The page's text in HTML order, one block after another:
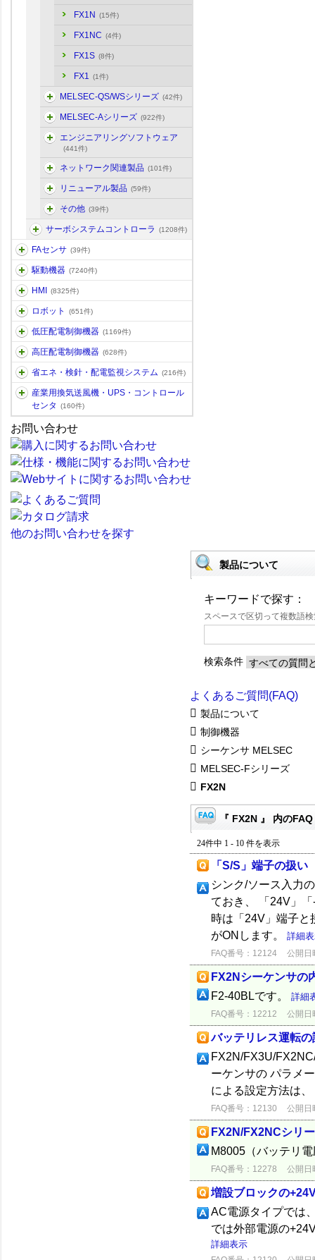
FX1N (15件)
FX1NC (4件)
FX1S (8件)
FX1 (1件)
MELSEC-QS/WSシリーズ (42件)
MELSEC-Aシリーズ (922件)
エンジニアリングソフトウェア
(441件)
ネットワーク関連製品 (101件)
リニューアル製品 (59件)
その他 (39件)
サーボシステムコントローラ (1208件)
FAセンサ (39件)
駆動機器 (7240件)
HMI (8325件)
ロボット (651件)
低圧配電制御機器 (1169件)
高圧配電制御機器 (628件)
省エネ・検針・配電監視システム (216件)
産業用換気送風機・UPS・コントロール
センタ
(160件)
お問い合わせ
他のお問い合わせを探す
製品について
キーワードで探す：
スペースで区切って複数語
検索条件
よくあるご質問(FAQ)
製品について
制御機器
シーケンサ MELSEC
MELSEC-Fシリーズ
FX2N
『 FX2N 』 内のFAQ
24件中 1 - 10 件を表示
「S/S」端子の扱い
シンク/ソース入力
ておき、 「24V」
時は「24V」端子と
がONします。 詳細
FAQ番号：12124 公開日
FX2Nシーケンサの
F2-40BLです。 詳細
FAQ番号：12212 公開日
バッテリレス運転の
FX2N/FX3U/
ーケンサの パラメ
による設定方法は
FAQ番号：12130 公開日
FX2N/FX2NCシリ
M8005（バッテリ
FAQ番号：12278 公開日
増設ブロックの
AC電源タイプでは
では外部電源の
詳細表示